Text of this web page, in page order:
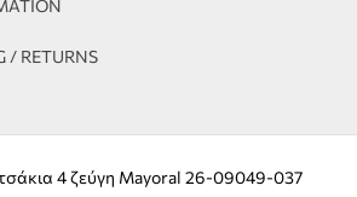
/ RETURNS
4 ζεύγη Mayoral 26-09049-037